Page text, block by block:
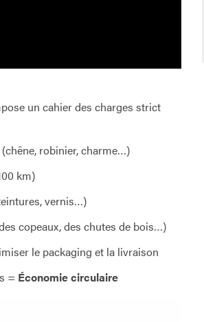
un cahier des charges strict
(chêne, robinier, charme…)
km)
vernis…)
copeaux, des chutes de bois…)
le packaging et la livraison
= Économie circulaire